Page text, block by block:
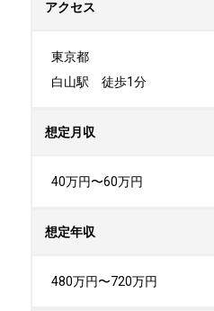
アクセス
東京都
白山駅　徒歩1分
想定月収
40万円〜60万円
想定年収
480万円〜720万円